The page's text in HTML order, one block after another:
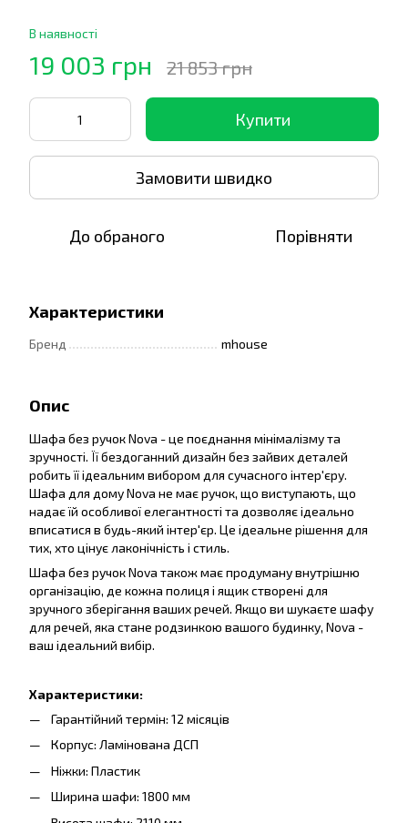
В наявності
19 003 грн 21 853 грн
Купити
Замовити швидко
До обраного Порівняти
Характеристики
Бренд mhouse
Опис
Шафа без ручок Nova - це поєднання мінімалізму та
зручності. Її бездоганний дизайн без зайвих деталей
робить її ідеальним вибором для сучасного інтер'єру.
Шафа для дому Nova не має ручок, що виступають, що
надає їй особливої елегантності та дозволяє ідеально
вписатися в будь-який інтер'єр. Це ідеальне рішення для
тих, хто цінує лаконічність і стиль.
Шафа без ручок Nova також має продуману внутрішню
організацію, де кожна полиця і ящик створені для
зручного зберігання ваших речей. Якщо ви шукаєте шафу
для речей, яка стане родзинкою вашого будинку, Nova -
ваш ідеальний вибір.
Характеристики:
Гарантійний термін: 12 місяців
Корпус: Ламінована ДСП
Ніжки: Пластик
Ширина шафи: 1800 мм